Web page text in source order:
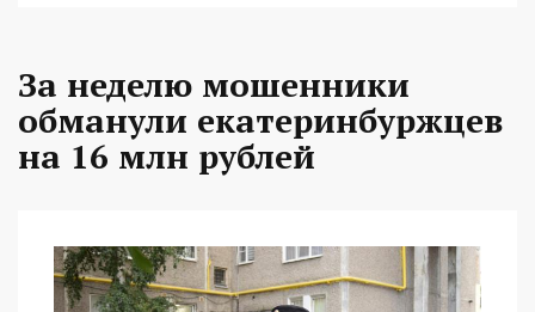
За неделю мошенники
обманули екатеринбуржцев
на 16 млн рублей